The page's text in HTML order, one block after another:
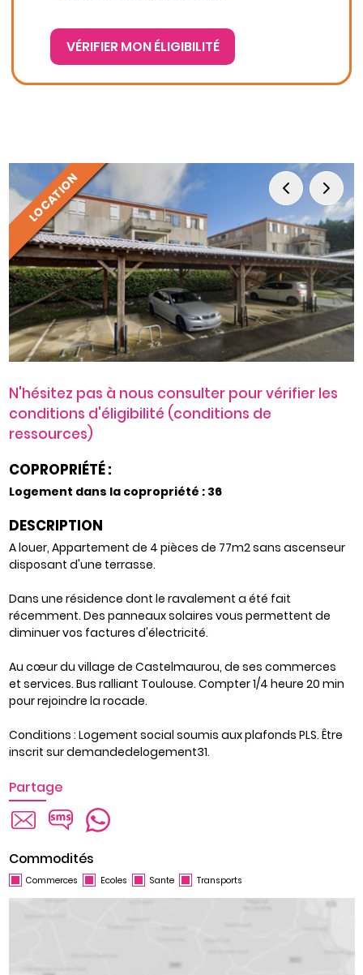
VÉRIFIER MON ÉLIGIBILITÉ
LOCATION
N'hésitez pas à nous consulter pour vérifier les
conditions d'éligibilité (conditions de
ressources)
COPROPRIÉTÉ :
Logement dans la copropriété : 36
DESCRIPTION
A louer, Appartement de 4 pièces de 77m2 sans ascenseur
disposant d'une terrasse.
Dans une résidence dont le ravalement a été fait
récemment. Des panneaux solaires vous permettent de
diminuer vos factures d'électricité.
Au cœur du village de Castelmaurou, de ses commerces
et services. Bus ralliant Toulouse. Compter 1/4 heure 20 min
pour rejoindre la rocade.
Conditions : Logement social soumis aux plafonds PLS. Être
inscrit sur demandedelogement31.
Partage
Commodités
Commerces Ecoles Sante Transports